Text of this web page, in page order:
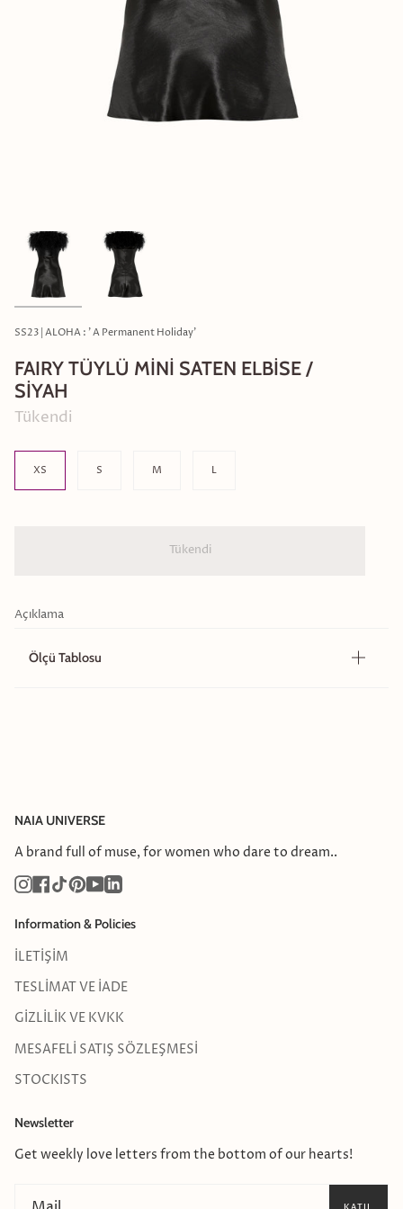
SS23 | ALOHA : ' A Permanent Holiday'
FAIRY TÜYLÜ MİNİ SATEN ELBİSE /
SİYAH
Tükendi
Size
XS
S M L
Tükendi
Açıklama
Ölçü Tablosu
NAIA UNIVERSE
A brand full of muse, for women who dare to dream..
Instagram
Facebook
TikTokPinterest
YouTube
Linkedin
Information & Policies
İLETİŞİM
TESLİMAT VE İADE
GİZLİLİK VE KVKK
MESAFELİ SATIŞ SÖZLEŞMESİ
STOCKISTS
Newsletter
Get weekly love letters from the bottom of our hearts!